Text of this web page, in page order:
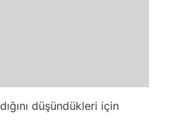
düşündükleri için